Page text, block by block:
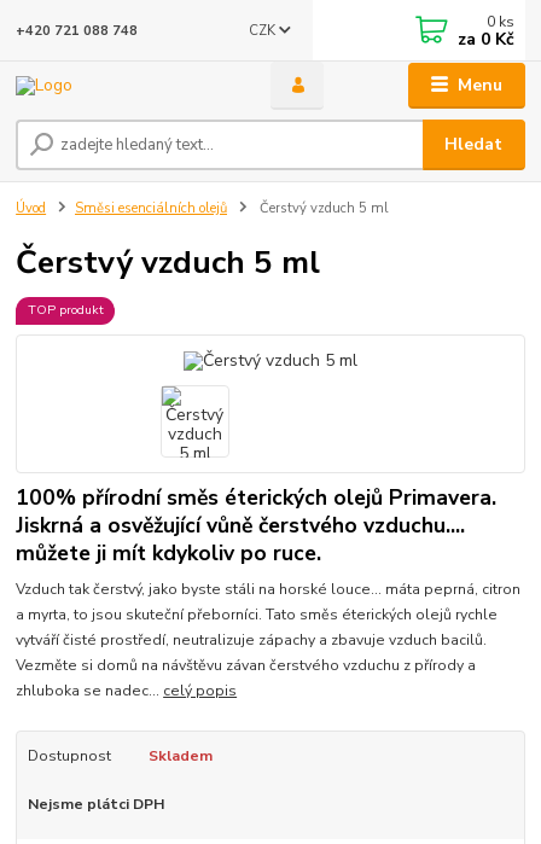
Menu
CZK
Hledat
+420 721 088 748 0 ks
za 0 Kč
Úvod Směsi esenciálních olejů Čerstvý vzduch 5 ml
Čerstvý vzduch 5 ml
TOP produkt
100% přírodní směs éterických olejů Primavera.
Jiskrná a osvěžující vůně čerstvého vzduchu....
můžete ji mít kdykoliv po ruce.
Vzduch tak čerstvý, jako byste stáli na horské louce... máta peprná, citron
a myrta, to jsou skuteční přeborníci. Tato směs éterických olejů rychle
vytváří čisté prostředí, neutralizuje zápachy a zbavuje vzduch bacilů.
Vezměte si domů na návštěvu závan čerstvého vzduchu z přírody a
zhluboka se nadec... celý popis
Dostupnost Skladem
Nejsme plátci DPH